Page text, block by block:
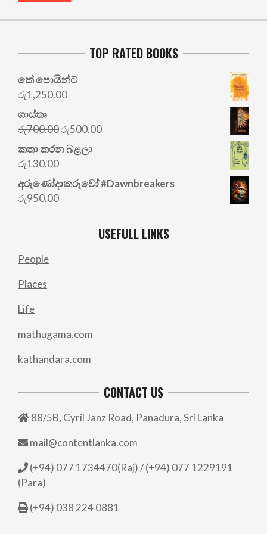
TOP RATED BOOKS
කේ පොයින්ට්
රු1,250.00
ශාස්තෘ
රු700.00Original
price
was:
රු500.00Current
කතා කරන බළලා
රු130.00
අරු‍ණෝදාකරුවෝ #Dawnbreakers
රු950.00
USEFULL LINKS
People
Places
Life
mathugama.com
kathandara.com
CONTACT US
88/5B, Cyril Janz Road, Panadura, Sri Lanka
mail@contentlanka.com
(+94) 077 1734470(Raj) / (+94) 077 1229191
(Para)
(+94) 038 224 0881